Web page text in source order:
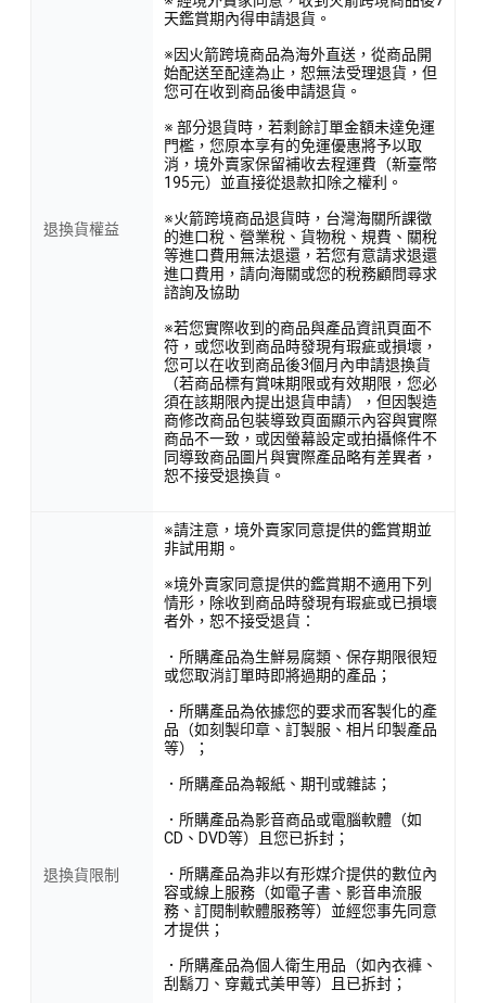
退換貨權益
天鑑賞期內得申請退貨。
※因火箭跨境商品為海外直送，從商品開
始配送至配達為止，恕無法受理退貨，但
您可在收到商品後申請退貨。
※ 部分退貨時，若剩餘訂單金額未達免運
門檻，您原本享有的免運優惠將予以取
消，境外賣家保留補收去程運費（新臺幣
195元）並直接從退款扣除之權利。
※火箭跨境商品退貨時，台灣海關所課徵
的進口稅、營業稅、貨物稅、規費、關稅
等進口費用無法退還，若您有意請求退還
進口費用，請向海關或您的稅務顧問尋求
諮詢及協助
※若您實際收到的商品與產品資訊頁面不
符，或您收到商品時發現有瑕疵或損壞，
您可以在收到商品後3個月內申請退換貨
（若商品標有賞味期限或有效期限，您必
須在該期限內提出退貨申請），但因製造
商修改商品包裝導致頁面顯示內容與實際
商品不一致，或因螢幕設定或拍攝條件不
同導致商品圖片與實際產品略有差異者，
恕不接受退換貨。
退換貨限制
※請注意，境外賣家同意提供的鑑賞期並
非試用期。
※境外賣家同意提供的鑑賞期不適用下列
情形，除收到商品時發現有瑕疵或已損壞
者外，恕不接受退貨：
．所購產品為生鮮易腐類、保存期限很短
或您取消訂單時即將過期的產品；
．所購產品為依據您的要求而客製化的產
品（如刻製印章、訂製服、相片印製產品
等）；
．所購產品為報紙、期刊或雜誌；
．所購產品為影音商品或電腦軟體（如
CD、DVD等）且您已拆封；
．所購產品為非以有形媒介提供的數位內
容或線上服務（如電子書、影音串流服
務、訂閱制軟體服務等）並經您事先同意
才提供；
．所購產品為個人衛生用品（如內衣褲、
刮鬍刀、穿戴式美甲等）且已拆封；